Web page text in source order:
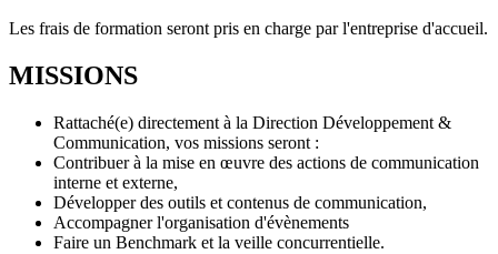
Les frais de formation seront pris en charge par l'entreprise d'accueil.
MISSIONS
Rattaché(e) directement à la Direction Développement &
Communication, vos missions seront :
Contribuer à la mise en œuvre des actions de communication
interne et externe,
Développer des outils et contenus de communication,
Accompagner l'organisation d'évènements
Faire un Benchmark et la veille concurrentielle.